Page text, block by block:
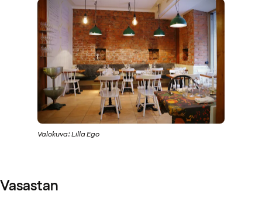
Valokuva: Lilla Ego
Vasastan